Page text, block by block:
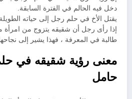
دخل فيه الحالم في الفترة السابقة.
يقتل الأخ في حلم رجل إلى حياته
إذا رأى رجل أن شقيقه يتزوج من امرأة
طالبة في المعرفة ، فهذا يشير إلى
معنى رؤية شقيقه في
حامل